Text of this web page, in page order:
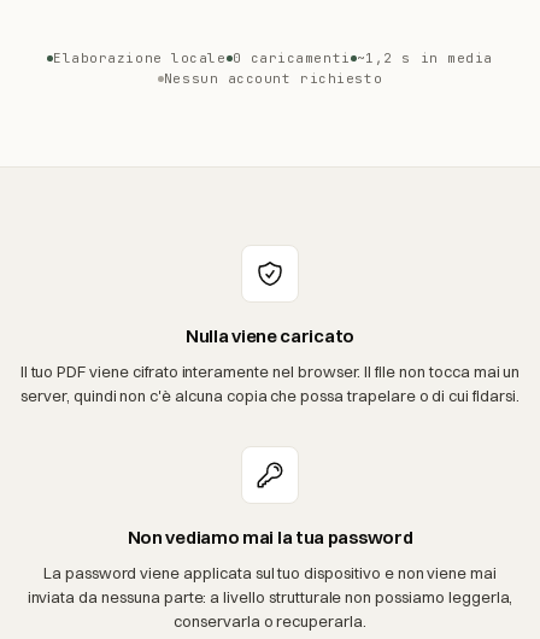
Elaborazione locale 0 caricamenti
~1,2 s in media
Nessun account richiesto
Nulla viene caricato
Il tuo PDF viene cifrato interamente nel browser. Il file non tocca mai un
server, quindi non c'è alcuna copia che possa trapelare o di cui fidarsi.
Non vediamo mai la tua password
La password viene applicata sul tuo dispositivo e non viene mai
inviata da nessuna parte: a livello strutturale non possiamo leggerla,
conservarla o recuperarla.